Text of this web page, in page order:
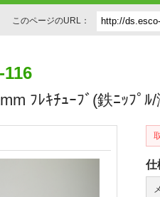
このページのURL：
116
ﾌﾚｷﾁｭｰﾌﾞ(鉄ﾆｯﾌﾟﾙ
仕